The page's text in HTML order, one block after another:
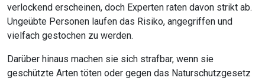
verlockend erscheinen, doch Experten raten davon strikt ab.
Ungeübte Personen laufen das Risiko, angegriffen und
vielfach gestochen zu werden.
Darüber hinaus machen sie sich strafbar, wenn sie
geschützte Arten töten oder gegen das Naturschutzgesetz